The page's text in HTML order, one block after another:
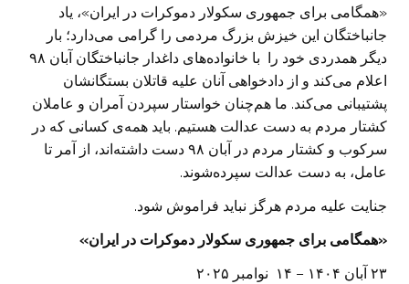
«همگامی برای جمهوری سکولار دموکرات در ایران»، یاد
جانباختگان این خیزش بزرگ مردمی را گرامی می‌دارد؛ بار
دیگر همدردی خود را با خانواده‌های داغدار جانباختگان آبان ۹۸
اعلام می‌کند و از دادخواهی آنان علیه قاتلان بستگانشان
پشتیبانی می‌کند. ما هم‌چنان خواستار سپردن آمران و عاملان
کشتار مردم به دست عدالت هستیم. باید همه‌ی کسانی که در
سرکوب و کشتار مردم در آبان ۹۸ دست داشته‌اند، از آمر تا
عامل، به دست عدالت سپرده‌شوند.
جنایت علیه مردم هرگز نباید فراموش شود.
«همگامی برای جمهوری سکولار دموکرات در ایران»
۲۳ آبان ۱۴۰۴ – ۱۴ نوامبر ۲۰۲۵